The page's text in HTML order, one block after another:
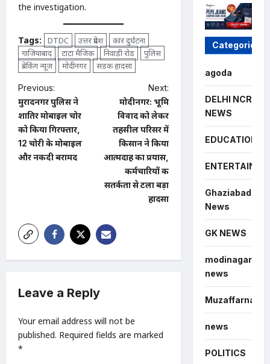
the investigation.
Tags: DTDC उत्तर प्रदेश
कार दुर्घटना
गाजियाबाद
टाटा मैजिक निवाड़ी रोड
पुलिस
ब्रेकिंग न्यूज
मोदीनगर सड़क हादसा
P
o
s
t
n
g
a
i
n
Previous:
मुरादनगर पुलिस ने
शातिर मोबाइल चोर
को किया गिरफ्तार,
12 चोरी के मोबाइल
और नकदी बरामद
Next:
मोदीनगर: भूमि
विवाद को लेकर
तहसील परिसर में
किसान ने किया
आत्मदाह का प्रयास,
कर्मचारियों की
सतर्कता से टला बड़ा
हादसा
Leave a Reply
Your email address will not be
published. Required fields are marked
*
Categories
agoda
DELHI NCR
NEWS
EDUCATION
Ghaziabad
News
GK NEWS
modinagar
news
Muzaffarnagar
news
POLITICS